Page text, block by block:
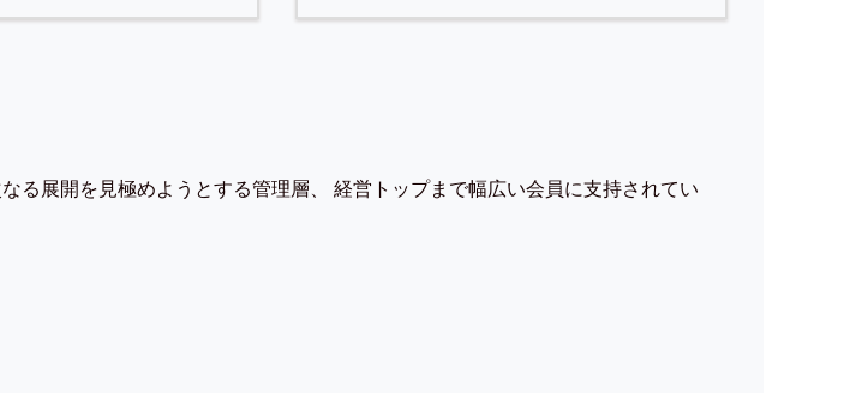
る展開を見極めようとする管理層、 経営トップまで幅広い会員に支持されてい